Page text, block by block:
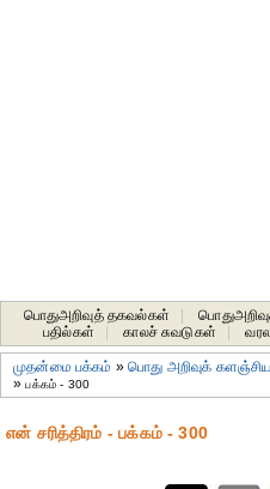
பொதுஅறிவுத் தகவல்கள்
பதில்கள்
காலச் சுவடுகள்
முதன்மை பக்கம் »பொது அறிவுக்
»பக்கம் - 300
என் சரித்திரம் - பக்கம் - 300